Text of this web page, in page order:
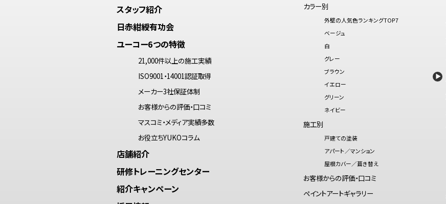
スタッフ紹介
日赤紺綬有功会
ユーコー6つの特徴
21,000件以上の施工実績
ISO9001・14001認証取得
メーカー3社保証体制
お客様からの評価・口コミ
マスコミ・メディア実績多数
お役立ちYUKOコラム
店舗紹介
研修トレーニングセンター
紹介キャンペーン
カラー別
外壁の人気色ランキングTOP7
ベージュ
白
グレー
ブラウン
イエロー
グリーン
ネイビー
施工別
戸建ての塗装
アパート／マンション
屋根カバー／葺き替え
お客様からの評価・口コミ
ペイントアートギャラリー